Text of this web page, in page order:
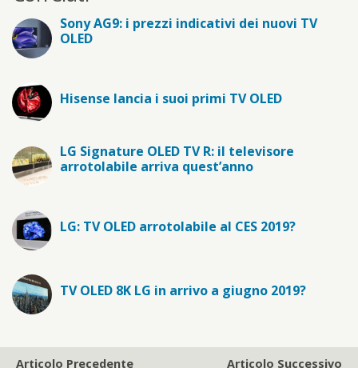
Sony AG9: i prezzi indicativi dei nuovi TV
OLED
Hisense lancia i suoi primi TV OLED
LG Signature OLED TV R: il televisore
arrotolabile arriva quest’anno
LG: TV OLED arrotolabile al CES 2019?
TV OLED 8K LG in arrivo a giugno 2019?
Articolo Precedente
Articolo Successivo